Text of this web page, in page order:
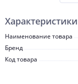
Характеристики
Наименование товара
Бренд
Код товара